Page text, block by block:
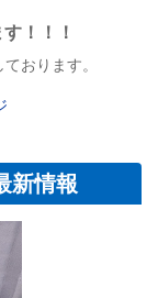
！！！
おります。
新情報